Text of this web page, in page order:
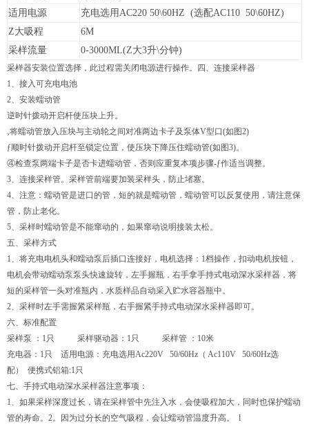
适用电源
充电选用AC220 50\60HZ (选配AC110 50\60HZ)
Z大吸程
6M
采样流量
0-3000ML(Z大3升\分钟)
采样器安装位置选择，此过程需关闭电源进行操作。四、连接采样器
1、接入可充电电池
2、安装蠕动管
逆时针拨动开启杆使压块上升。
‚将蠕动管放入压块与主动轮之间对准两边卡子及泵体V型口(如图2)
ƒ顺时针拨动开启杆至锁定位置，使压块下降压住蠕动管(如图3)。
④检查泵两端卡子是否卡进蠕动管，否则应重复本项步骤-ƒ作适当调整。
3、连接采样管。采样管前端要加装采样头，防止堵塞。
4、注意：蠕动管是进口的管，短的就是蠕动管，蠕动管可以反复使用，请注意保
管，防止老化。
5、采样时蠕动管是不能窜动的，如果窜动说明接装太松。
五、采样方式
1、将充电电机头和蠕动泵后插口连接好，电机选择：1档操作，扣动电机按钮，
电机会带动蠕动泵泵头快速旋转，左手握瓶，右手拿手持式电动深水采样器，将
短的采样管一头对准瓶内，水质样品自动采入贮水容器瓶中。
2、采样时左手需握紧采样瓶，右手握紧手持式电动深水采样器即可。
六、标准配置
采样泵 ：1只 采样驱动器：1只 采样管 ：10米
充电器：1只 适用电源：充电选用Ac220V 50/60Hz（ Ac110V 50/60Hz选
配） 便携式铝箱:1只
七、手持式电动深水采样器注意事项：
1、如果采样深度过长，请在采样管中先注入水，会使吸程加大，同时也保护蠕动
管的寿命。2。因为过分长的空气吸程，会让蠕动管温度升高。 l